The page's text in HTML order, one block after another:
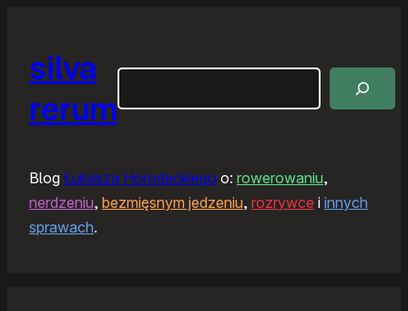
silva
rerum
Blog Łukasza Horodeckiego o: rowerowaniu,
nerdzeniu, bezmięsnym jedzeniu, rozrywce i innych
sprawach.